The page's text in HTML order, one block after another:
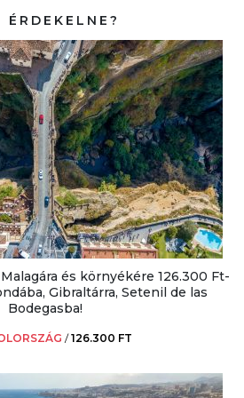
és környékére 126.300 Ft-
Gibraltárra, Setenil de las
Bodegasba!
/126.300 FT